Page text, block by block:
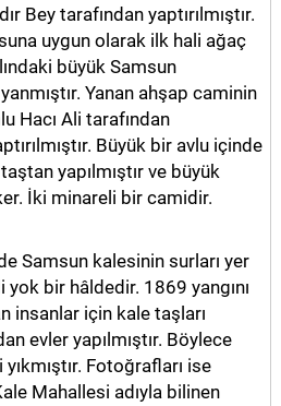
Bey tarafından yaptırılmıştır.
uygun olarak ilk hali ağaç
büyük Samsun
Yanan ahşap caminin
Hacı Ali tarafından
Büyük bir avlu içinde
yapılmıştır ve büyük
İki minareli bir camidir.
Samsun kalesinin surları yer
yok bir hâldedir. 1869 yangını
insanlar için kale taşları
evler yapılmıştır. Böylece
Fotoğrafları ise
Mahallesi adıyla bilinen